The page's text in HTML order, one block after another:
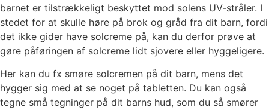
barnet er tilstrækkeligt beskyttet mod solens UV-stråler. I
stedet for at skulle høre på brok og gråd fra dit barn, fordi
det ikke gider have solcreme på, kan du derfor prøve at
gøre påføringen af solcreme lidt sjovere eller hyggeligere.
Her kan du fx smøre solcremen på dit barn, mens det
hygger sig med at se noget på tabletten. Du kan også
tegne små tegninger på dit barns hud, som du så smører